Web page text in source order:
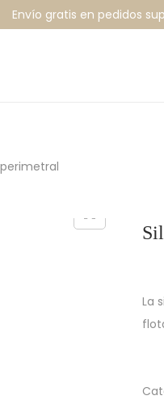
Envío gratis en pedidos
La